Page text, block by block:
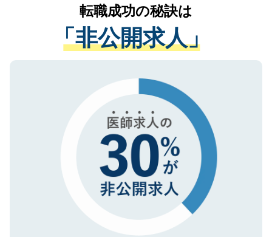
は、個人情報の取り扱いについての厳密な
管理基準を満たした事業者のみに付与され
る、プライバシーマークを取得済みです。
で、機密保持に関してもご安心ください。
かがいして、現在の医療機関の状況や紹介
経験をまじえながら、適切なアドバイスを
させていただきます。すぐにご転職をされ
ない方には、長期的なサポートが可能です
ので、まずはご登録ください。
転職成功の秘訣は
「非公開求人」